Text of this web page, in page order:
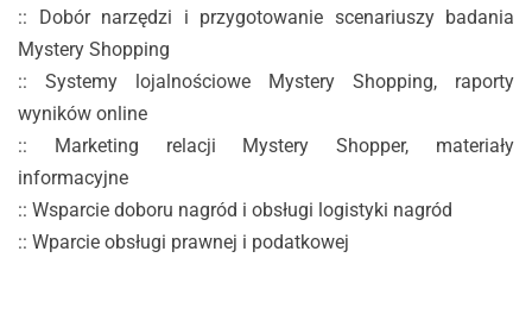
:: Dobór narzędzi i przygotowanie scenariuszy badania
Mystery Shopping
:: Systemy lojalnościowe Mystery Shopping, raporty
wyników online
:: Marketing relacji Mystery Shopper, materiały
informacyjne
:: Wsparcie doboru nagród i obsługi logistyki nagród
:: Wparcie obsługi prawnej i podatkowej